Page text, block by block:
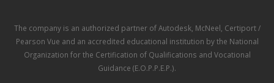
The company is an authorized partner ofAutodesk, McNeel, Certiport /
Pearson Vue and an accredited educational institution by the National
Organization for the Certification of Qualifications and Vocational
Guidance (E.O.P.P.E.P.).